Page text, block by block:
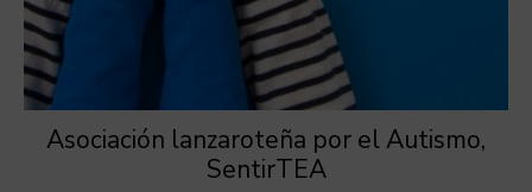
Asociación lanzaroteña por el Autismo,
SentirTEA